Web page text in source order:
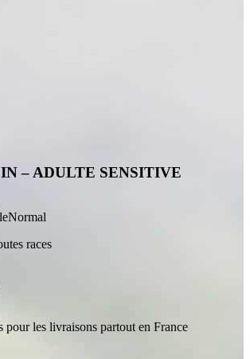
– ADULTE SENSITIVE
Normal
races
pour les livraisons partout en France